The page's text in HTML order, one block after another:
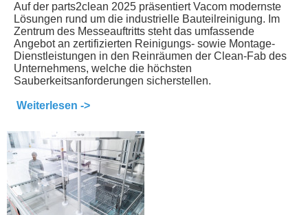
Auf der parts2clean 2025 präsentiert Vacom modernste
Lösungen rund um die industrielle Bauteilreinigung. Im
Zentrum des Messeauftritts steht das umfassende
Angebot an zertifizierten Reinigungs- sowie Montage-
Dienstleistungen in den Reinräumen der Clean-Fab des
Unternehmens, welche die höchsten
Sauberkeitsanforderungen sicherstellen.
Weiterlesen ->